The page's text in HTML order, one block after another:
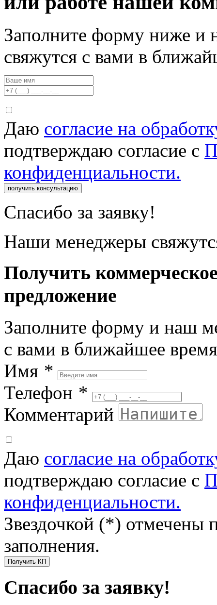
Заполните форму ниже и
свяжутся с вами в
Даю согласие на
подтверждаю согласие с
конфиденциальности.
получить консультацию
Спасибо за заявку!
Наши менеджеры
Получить
предложение
Заполните форму и наш
с вами в ближайшее время
Имя *
Телефон *
Комментарий
Даю согласие на
подтверждаю согласие с
конфиденциальности.
Звездочкой (*) отмечены
заполнения.
Получить КП
Спасибо за заявку!